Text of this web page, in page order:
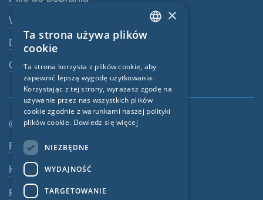
Webshop
Dealerzy
Osoba kontaktowa
© SIGA 2026
Nawigacja w stopce
Praca
Kontakt
Polityka prywatności
ENGLISH
FRENCH
CZECH
ITALIAN
×
Ta strona używa plików
cookie
Ta strona korzysta z plików cookie, aby
zapewnić lepszą wygodę użytkowania.
Korzystając z tej strony, wyrażasz zgodę na
używanie przez nas wszystkich plików
cookie zgodnie z warunkami naszej polityki
plików cookie. Dowiedz się więcej
NIEZBĘDNE
WYDAJNOŚĆ
TARGETOWANIE